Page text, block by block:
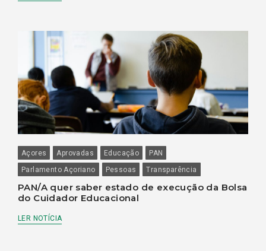
Açores Aprovadas Educação
PAN
Parlamento Açoriano
Pessoas Transparência
PAN/A quer saber estado de execução da Bolsa
do Cuidador Educacional
LER NOTÍCIA